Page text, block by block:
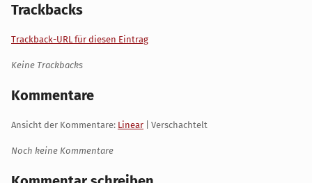
Trackbacks
Trackback-URL für diesen Eintrag
Keine Trackbacks
Kommentare
Ansicht der Kommentare: Linear | Verschachtelt
Noch keine Kommentare